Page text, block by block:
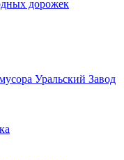
дорожек
Уральский Завод